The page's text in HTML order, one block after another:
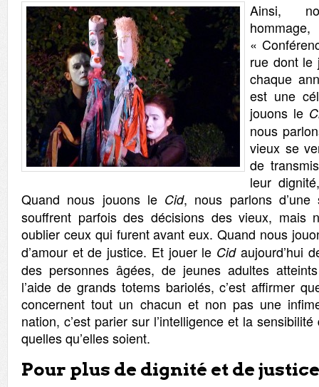
Ainsi,
«
rue dont
chaque
est une
jouons le
nous
vieux se
de
leur
Quand nous jouons le Cid, nous parlons
souffrent parfois des décisions des vieux, mais
oublier ceux qui furent avant eux. Quand nous
d’amour et de justice. Et jouer le Cidaujourd’hui
des personnes âgées, de jeunes adultes
l’aide de grands totems bariolés, c’est affirmer
concernent tout un chacun et non pas une
nation, c’est parier sur l’intelligence et la
quelles qu’elles soient.
Pour plus de dignité et de justice